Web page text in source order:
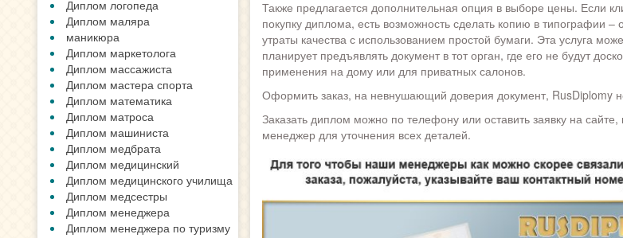
Диплом логопеда
Диплом маляра
маникюра
Диплом маркетолога
Диплом массажиста
Диплом мастера спорта
Диплом математика
Диплом матроса
Диплом машиниста
Диплом медбрата
Диплом медицинский
Диплом медицинского училища
Диплом медсестры
Диплом менеджера
Диплом менеджера по туризму
Также предлагается дополнительная опция в выборе цены. Если
покупку диплома, есть возможность сделать копию в типографии
утраты качества с использованием простой бумаги. Эта услуга
планирует предъявлять документ в тот орган, где его не будут
применения на дому или для приватных салонов.
Оформить заказ, на невнушающий доверия документ, RusDiplomy
Заказать диплом можно по телефону или оставить заявку на сайте,
менеджер для уточнения всех деталей.